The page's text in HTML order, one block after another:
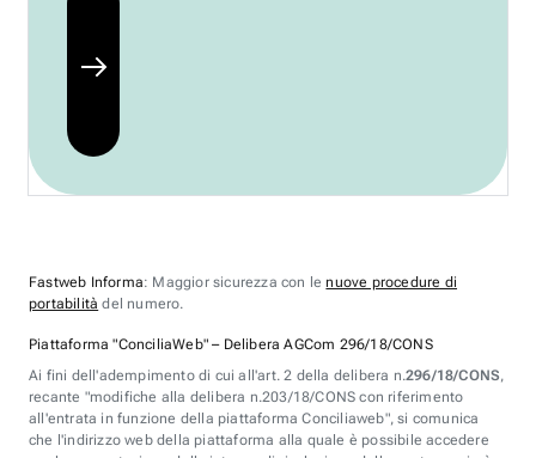
Fastweb Informa: Maggior sicurezza con lenuove procedure di
portabilità del numero.
Piattaforma "ConciliaWeb" – Delibera AGCom 296/18/CONS
Ai fini dell'adempimento di cui all'art. 2 della delibera n.296/18/CONS,
recante "modifiche alla delibera n.203/18/CONS con riferimento
all'entrata in funzione della piattaforma Conciliaweb", si comunica
che l'indirizzo web della piattaforma alla quale è possibile accedere